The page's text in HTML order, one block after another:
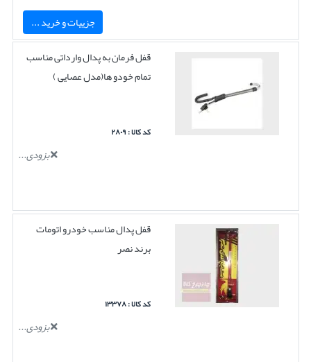
جزییات و خرید ...
قفل فرمان به پدال وارداتی مناسب
تمام خودو ها(مدل عصایی )
کد کالا : ۲۸۰۹
بزودی...
قفل پدال مناسب خودرو اتومات
برند نصر
کد کالا : ۱۳۳۷۸
بزودی...